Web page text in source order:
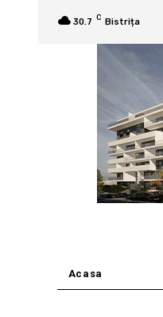
30.7 C Bistrița
Acasa